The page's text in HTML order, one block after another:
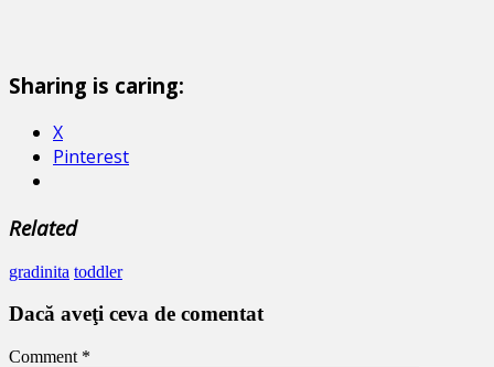
Sharing is caring:
X
Pinterest
Related
gradinita toddler
Dacă aveţi ceva de comentat
Comment *